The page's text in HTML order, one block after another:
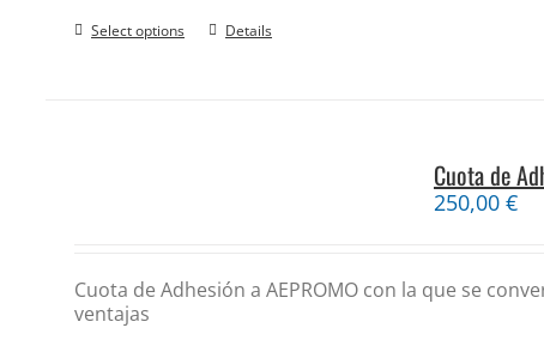
Select options Details
Cuota de
250,00 €
Cuota de Adhesión a AEPROMO con la que se
ventajas